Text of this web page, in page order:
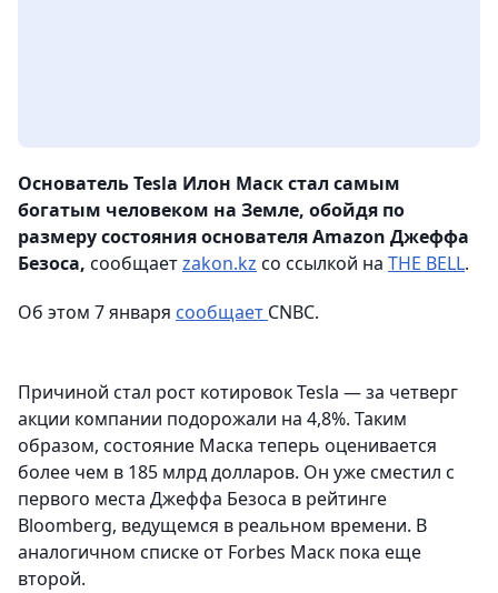
Основатель Tesla Илон Маск стал самым
богатым человеком на Земле, обойдя по
размеру состояния основателя Amazon Джеффа
Безоса, сообщаетzakon.kz со ссылкой на THE BELL.
Об этом 7 января сообщает CNBC.
Причиной стал рост котировок Tesla — за четверг
акции компании подорожали на 4,8%. Таким
образом, состояние Маска теперь оценивается
более чем в 185 млрд долларов. Он уже сместил с
первого места Джеффа Безоса в рейтинге
Bloomberg, ведущемся в реальном времени. В
аналогичном списке от Forbes Маск пока еще
второй.